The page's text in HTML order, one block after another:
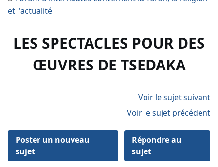
et l'actualité
LES SPECTACLES POUR DES
ŒUVRES DE TSEDAKA
Voir le sujet suivant
Voir le sujet précédent
Poster un nouveau
sujet
Répondre au
sujet